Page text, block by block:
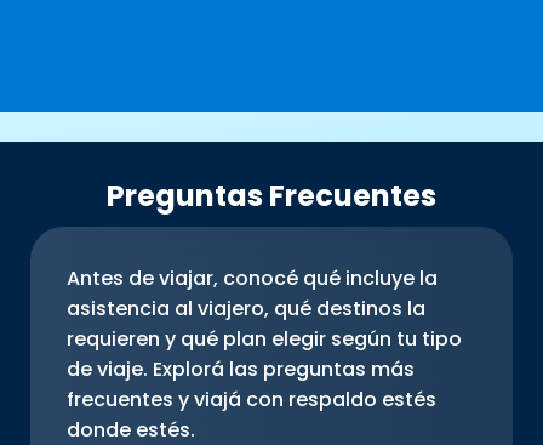
Preguntas Frecuentes
Antes de viajar, conocé qué incluye la
asistencia al viajero, qué destinos la
requieren y qué plan elegir según tu tipo
de viaje. Explorá las preguntas más
frecuentes y viajá con respaldo estés
donde estés.